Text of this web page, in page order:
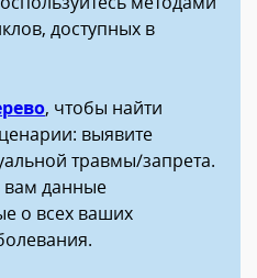
доступных в
, чтобы найти
выявите
травмы/запрета.
вам данные
о всех ваших